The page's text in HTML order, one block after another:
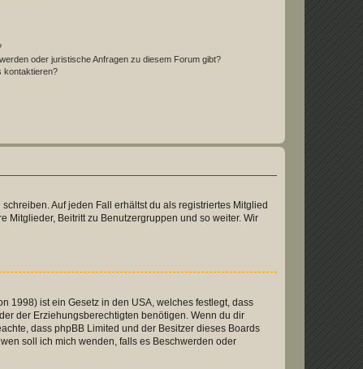
oder juristische Anfragen zu diesem Forum gibt?
kontaktieren?
Auf jeden Fall erhältst du als registriertes Mitglied
Mitglieder, Beitritt zu Benutzergruppen und so weiter. Wir
1998) ist ein Gesetz in den USA, welches festlegt, dass
der Erziehungsberechtigten benötigen. Wenn du dir
dass phpBB Limited und der Besitzer dieses Boards
soll ich mich wenden, falls es Beschwerden oder